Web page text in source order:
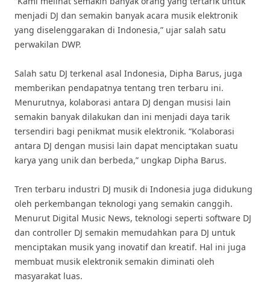
menjadi DJ dan semakin banyak acara musik elektronik
yang diselenggarakan di Indonesia,” ujar salah satu
perwakilan DWP.
Salah satu DJ terkenal asal Indonesia, Dipha Barus, juga
memberikan pendapatnya tentang tren terbaru ini.
Menurutnya, kolaborasi antara DJ dengan musisi lain
semakin banyak dilakukan dan ini menjadi daya tarik
tersendiri bagi penikmat musik elektronik. “Kolaborasi
antara DJ dengan musisi lain dapat menciptakan suatu
karya yang unik dan berbeda,” ungkap Dipha Barus.
Tren terbaru industri DJ musik di Indonesia juga didukung
oleh perkembangan teknologi yang semakin canggih.
Menurut Digital Music News, teknologi seperti software DJ
dan controller DJ semakin memudahkan para DJ untuk
menciptakan musik yang inovatif dan kreatif. Hal ini juga
membuat musik elektronik semakin diminati oleh
masyarakat luas.